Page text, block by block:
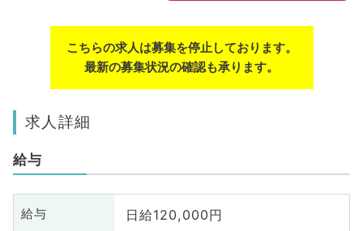
こちらの求人は募集を停止しております。
最新の募集状況の確認も承ります。
求人詳細
給与
給与 日給120,000円